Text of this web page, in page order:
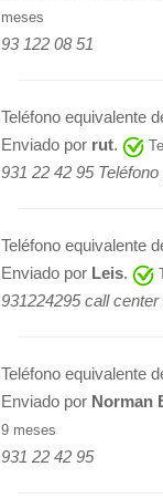
meses
93 122 08 51
Teléfono equivalente
Enviado por rut.
931 22 42 95
Teléfono equivalente
Enviado por Leis.
931224295 call
Teléfono equivalente
Enviado por Norman
9 meses
931 22 42 95